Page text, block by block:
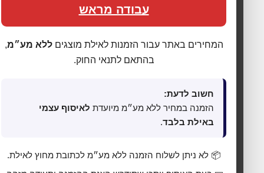
🍪 אנחנו משתמשים בעוגיות כדי לשפר את החוויה
התאמת תכנים ופרסום ממוקד. בלחיצה על
מסכים לכל הקטגוריות כמפורט ב מדיניות הפרטיות . באפשרותך
לשנות העדפות בכל עת דרך
עבודה מראש
המחירים באתר עבור הזמנות לאילת מוצגיםללא מע״מ,
בהתאם לתנאי החוק.
חשוב לדעת:
הזמנה במחיר ללא מע״מ מיועדתלאיסוף עצמי
באילת בלבד.
📦 לא ניתן לשלוח הזמנה ללא מע״מ לכתובת מחוץ לאילת.